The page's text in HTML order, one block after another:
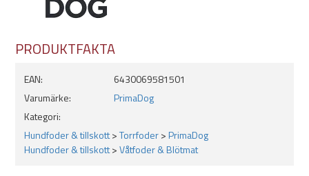
PRODUKTFAKTA
EAN:
6430069581501
Varumärke:
PrimaDog
Kategori:
Hundfoder & tillskott>Torrfoder>PrimaDog
Hundfoder & tillskott>Våtfoder & Blötmat